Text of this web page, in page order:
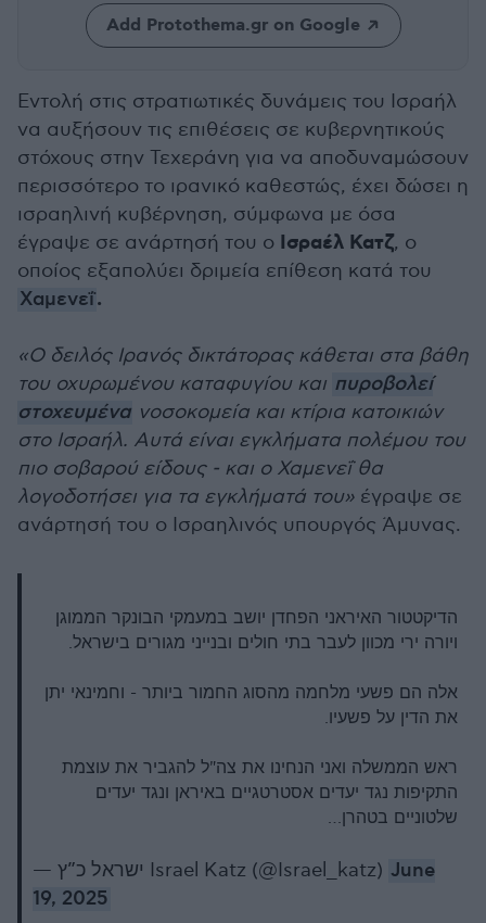
Add Protothema.gr on Google
Εντολή στις στρατιωτικές δυνάμεις του Ισραήλ
να αυξήσουν τις επιθέσεις σε κυβερνητικούς
στόχους στην Τεχεράνη για να αποδυναμώσουν
περισσότερο το ιρανικό καθεστώς, έχει δώσει η
ισραηλινή κυβέρνηση, σύμφωνα με όσα
έγραψε σε ανάρτησή του ο Ισραέλ Κατζ, ο
οποίος εξαπολύει δριμεία επίθεση κατά του
Χαμενεΐ.
«Ο δειλός Ιρανός δικτάτορας κάθεται στα βάθη
του οχυρωμένου καταφυγίου και πυροβολεί
στοχευμένα νοσοκομεία και κτίρια κατοικιών
στο Ισραήλ. Αυτά είναι εγκλήματα πολέμου του
πιο σοβαρού είδους - και ο Χαμενεΐ θα
λογοδοτήσει για τα εγκλήματά του» έγραψε σε
ανάρτησή του ο Ισραηλινός υπουργός Άμυνας.
הדיקטטור האיראני הפחדן יושב במעמקי הבונקר הממוגן
ויורה ירי מכוון לעבר בתי חולים ובנייני מגורים בישראל.
אלה הם פשעי מלחמה מהסוג החמור ביותר - וחמינאי יתן
את הדין על פשעיו.
ראש הממשלה ואני הנחינו את צה"ל להגביר את עוצמת
התקיפות נגד יעדים אסטרטגיים באיראן ונגד יעדים
שלטוניים בטהרן…
— ישראל כ”ץ Israel Katz (@Israel_katz) June
19, 2025